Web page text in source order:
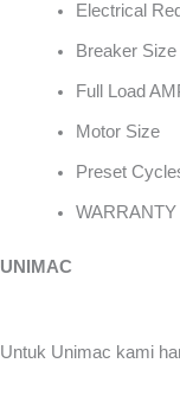
Electrical
Breaker
Full Load
Motor Size
Preset
UNIMAC
Untuk Unimac kami